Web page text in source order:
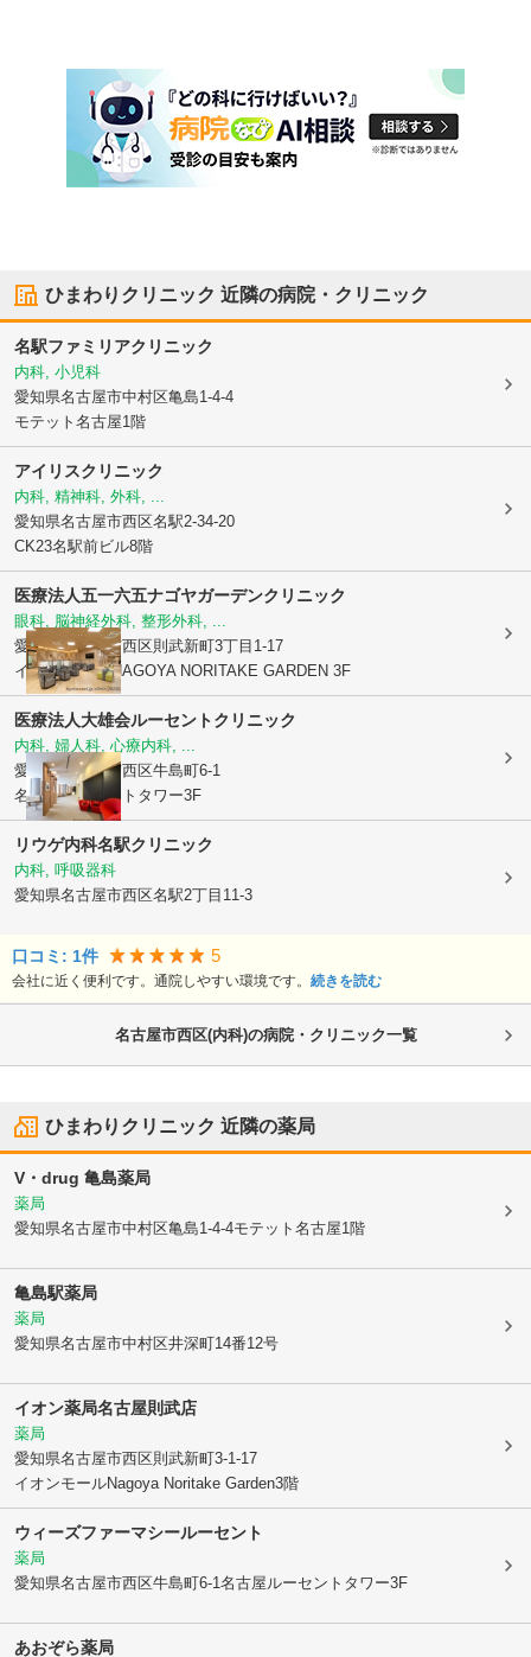
ひまわりクリニック 近隣の病院・クリニック
名駅ファミリアクリニック
内科, 小児科
愛知県名古屋市中村区亀島1-4-4
モテット名古屋1階
アイリスクリニック
内科, 精神科, 外科, ...
愛知県名古屋市西区名駅2-34-20
CK23名駅前ビル8階
医療法人五一六五ナゴヤガーデンクリニック
眼科, 脳神経外科, 整形外科, ...
愛知県名古屋市西区則武新町3丁目1-17
イオンモール NAGOYA NORITAKE GARDEN 3F
医療法人大雄会ルーセントクリニック
内科, 婦人科, 心療内科, ...
愛知県名古屋市西区牛島町6-1
名古屋ルーセントタワー3F
リウゲ内科名駅クリニック
内科, 呼吸器科
愛知県名古屋市西区名駅2丁目11-3
口コミ: 1件 5
会社に近く便利です。通院しやすい環境です。 続きを読む
名古屋市西区(内科)の病院・クリニック一覧
ひまわりクリニック 近隣の薬局
V・drug 亀島薬局
薬局
愛知県名古屋市中村区亀島1-4-4モテット名古屋1階
亀島駅薬局
薬局
愛知県名古屋市中村区井深町14番12号
イオン薬局名古屋則武店
薬局
愛知県名古屋市西区則武新町3-1-17
イオンモールNagoya Noritake Garden3階
ウィーズファーマシールーセント
薬局
愛知県名古屋市西区牛島町6-1名古屋ルーセントタワー3F
あおぞら薬局